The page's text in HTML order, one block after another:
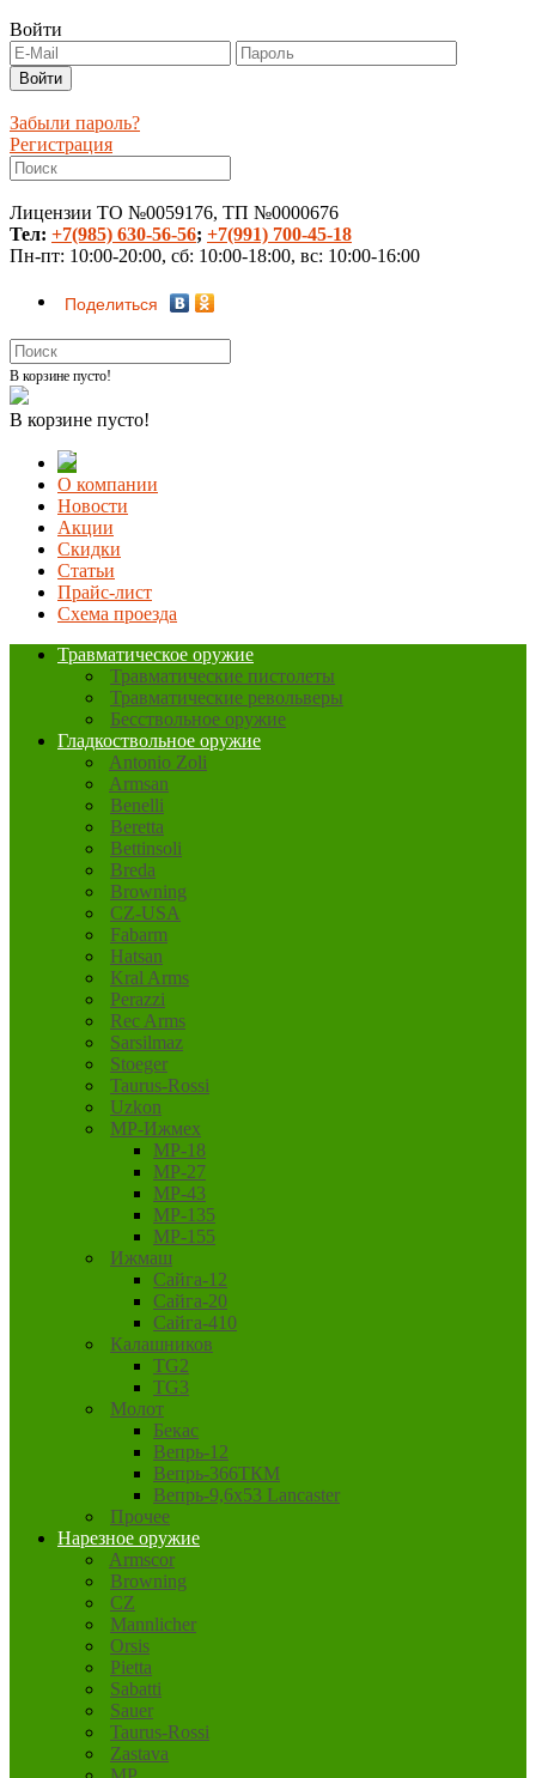
Войти
Забыли пароль?
Регистрация
Лицензии ТО №0059176, ТП №0000676
Тел: +7(985) 630-56-56; +7(991) 700-45-18
Пн-пт: 10:00-20:00, сб: 10:00-18:00, вс: 10:00-16:00
Поделиться
В корзине пусто!
В корзине пусто!
О компании
Новости
Акции
Скидки
Статьи
Прайс-лист
Схема проезда
Травматическое оружие
Травматические пистолеты
Травматические револьверы
Бесствольное оружие
Гладкоствольное оружие
Antonio Zoli
Armsan
Benelli
Beretta
Bettinsoli
Breda
Browning
CZ-USA
Fabarm
Hatsan
Kral Arms
Perazzi
Rec Arms
Sarsilmaz
Stoeger
Taurus-Rossi
Uzkon
MP-Ижмех
MP-18
MP-27
MP-43
MP-135
MP-155
Ижмаш
Сайга-12
Сайга-20
Сайга-410
Калашников
TG2
TG3
Молот
Бекас
Вепрь-12
Вепрь-366ТКМ
Вепрь-9,6х53 Lancaster
Прочее
Нарезное оружие
Armscor
Browning
CZ
Mannlicher
Orsis
Pietta
Sabatti
Sauer
Taurus-Rossi
Zastava